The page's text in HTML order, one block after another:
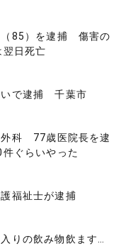
85）を逮捕 傷害の
日死亡
いで逮捕 千葉市
科 77歳医院長を逮
ぐらいやった
福祉士が逮捕
りの飲み物飲ます…